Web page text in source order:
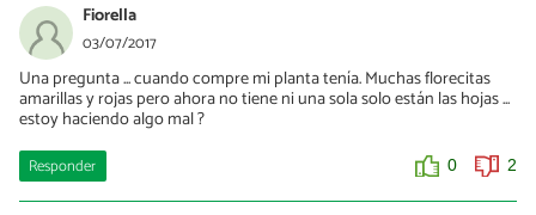
Fiorella
03/07/2017
Una pregunta ... cuando compre mi planta tenía. Muchas florecitas
amarillas y rojas pero ahora no tiene ni una sola solo están las hojas ...
estoy haciendo algo mal ?
Responder 0 2